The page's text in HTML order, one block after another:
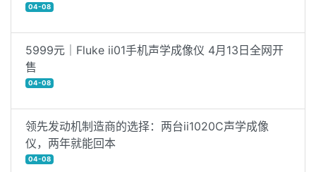
04-08
5999元｜Fluke ii01手机声学成像仪 4月13日全网开
售
04-08
领先发动机制造商的选择：两台ii1020C声学成像
仪，两年就能回本
04-08